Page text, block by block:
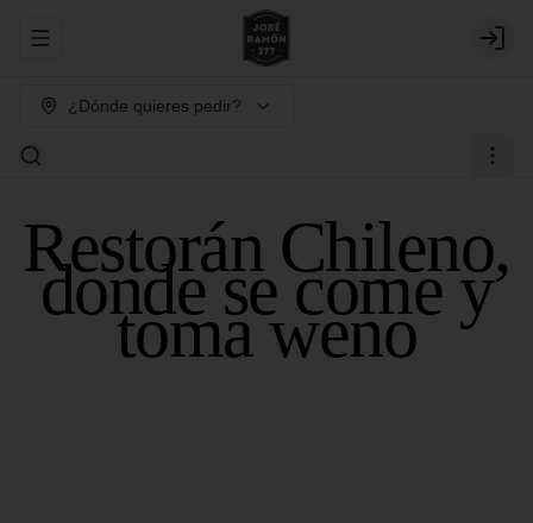
Abrir menu de navegación Login
¿Dónde quieres pedir?
Restorán Chileno,
donde se come y
toma weno